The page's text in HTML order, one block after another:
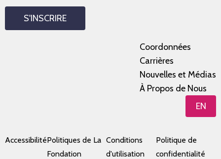
S'INSCRIRE
Coordonnées
Carrières
Nouvelles et Médias
À Propos de Nous
EN
AccessibilitéPolitiques de La
Fondation
Conditions
d'utilisation
Politique de
confidentialité